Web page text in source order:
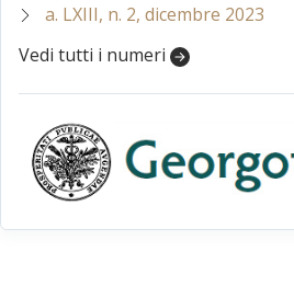
a. LXIII, n. 2, dicembre 2023
Vedi tutti i numeri